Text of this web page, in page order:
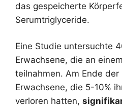
das gespeicherte
Serumtriglyceride.
Eine Studie untersuchte
Erwachsene, die an
teilnahmen. Am Ende
Erwachsene, die 5-10%
verloren hatten,